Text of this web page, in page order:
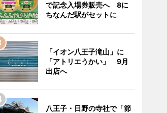
で記念入場券販売へ 8に
ちなんだ駅がセットに
「イオン八王子滝山」に
「アトリエうかい」 9月
出店へ
八王子・日野の寺社で「節